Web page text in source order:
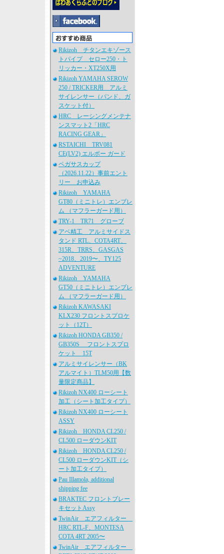
Rikizoh チタンエキゾース
トパイプ セロー250・ト
リッカー・XT250X用
Rikizoh YAMAHA SEROW
250 / TRICKER用 アルミ
サイレンサー（バンド、ガ
スケット付）
HRC レーシングメンテナ
ンスマット2「HRC
RACING GEAR」
RSTAICHI TRV081
CE(LV2) エルボー ガード
ペガサスカップ
（2026.11.22）事前エント
リー お申込み
Rikizoh YAMAHA
GT80（ミニトレ）エンブレ
ム （マフラーガード用）
TRY-1 TR71 グローブ
アベ精工 アルミサイドス
タンド RTL、COTA4RT、
315R、TRRS、GASGAS
~2018、2019〜、TY125
ADVENTURE
Rikizoh YAMAHA
GT50（ミニトレ）エンブレ
ム （マフラーガード用）
Rikizoh KAWASAKI
KLX230 フロントスプロケ
ット（12T）
Rikizoh HONDA GB350 /
GB350S フロントスプロ
ケット 15T
アルミサイレンサー（BK
アルマイト）TLM50用【数
量限定商品】
Rikizoh NX400 ローシート
加工（シート加工タイプ）
Rikizoh NX400 ローシート
ASSY
Rikizoh HONDA CL250 /
CL500 ローダウンKIT
Rikizoh HONDA CL250 /
CL500 ローダウンKIT（シ
ート加工タイプ）
Pau Illamola, additional
shipping fee
BRAKTEC フロントブレー
キセットAssy
TwinAir エアフィルター
HRC RTL-F、MONTESA
COTA 4RT 2005〜
TwinAir エアフィルター